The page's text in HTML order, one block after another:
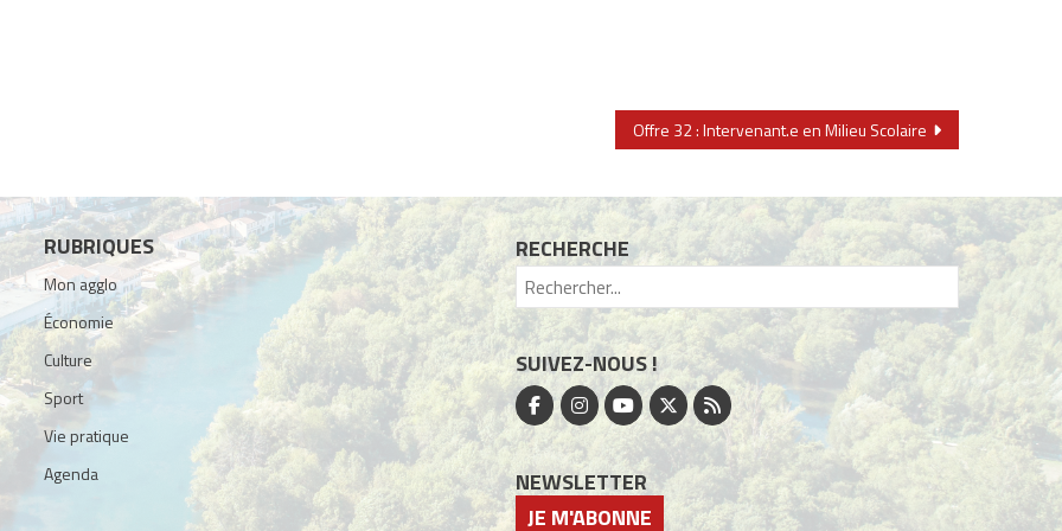
Offre 32 : Intervenant.e en Milieu Scolaire
RUBRIQUES
Mon agglo
Économie
Culture
Sport
Vie pratique
Agenda
RECHERCHE
SUIVEZ-NOUS !
NEWSLETTER
JE M'ABONNE